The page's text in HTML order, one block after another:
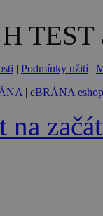
TEST
| Podmínky užití |
| eBRÁNA
na